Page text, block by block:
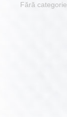
Fără categorie